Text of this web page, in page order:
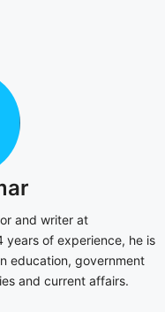
and writer at
years of experience, he is
education, government
and current affairs.